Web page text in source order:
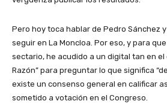
Pero hoy toca hablar de Pedro Sánchez
seguir en La Moncloa. Por eso, y para
sectario, he acudido a un digital tan en el
Razón” para preguntar lo que significa
existe un consenso general en calificar
sometido a votación en el Congreso.